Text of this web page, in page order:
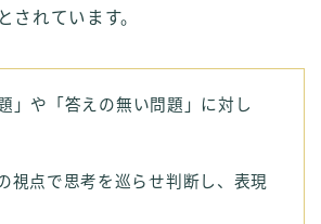
されています。
」や「答えの無い問題」に対し
視点で思考を巡らせ判断し、表現